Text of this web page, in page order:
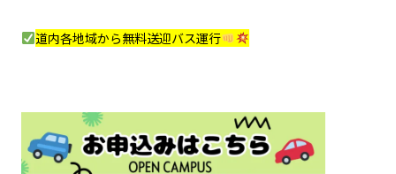
道内各地域から無料送迎バス運行